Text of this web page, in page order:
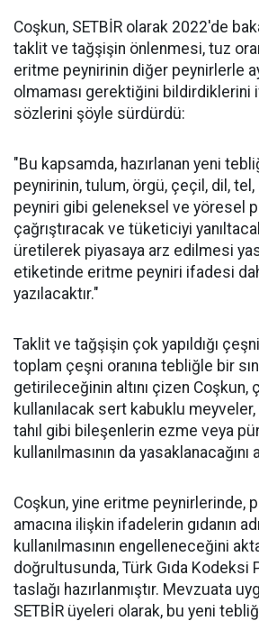
Coşkun, SETBİR olarak 2022'de
taklit ve tağşişin önlenmesi, tuz
eritme peynirinin diğer peynirlerle
olmaması gerektiğini bildirdiklerini
sözlerini şöyle sürdürdü:
"Bu kapsamda, hazırlanan yeni
peynirinin, tulum, örgü, çeçil, dil,
peyniri gibi geleneksel ve yöresel
çağrıştıracak ve tüketiciyi
üretilerek piyasaya arz edilmesi
etiketinde eritme peyniri ifadesi
yazılacaktır."
Taklit ve tağşişin çok yapıldığı
toplam çeşni oranına tebliğle bir
getirileceğinin altını çizen Coşkun,
kullanılacak sert kabuklu meyveler,
tahıl gibi bileşenlerin ezme veya
kullanılmasının da yasaklanacağını
Coşkun, yine eritme peynirlerinde,
amacına ilişkin ifadelerin gıdanın
kullanılmasının engelleneceğini
doğrultusunda, Türk Gıda Kodeksi
taslağı hazırlanmıştır. Mevzuata
SETBİR üyeleri olarak, bu yeni